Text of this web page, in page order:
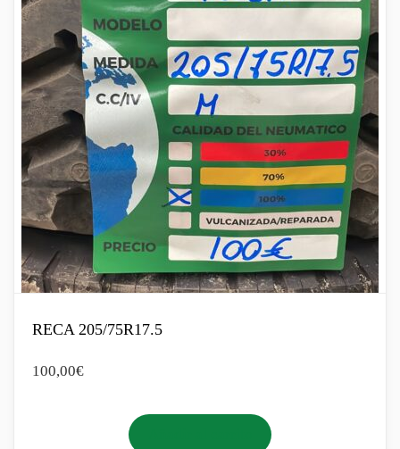
RECA 205/75R17.5
100,00€